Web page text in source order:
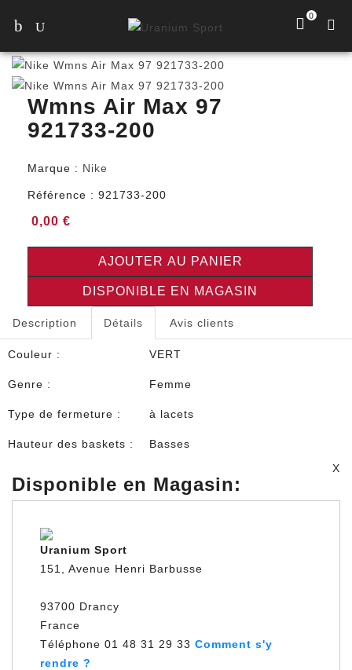
0
Wmns Air Max 97
921733-200
Marque : Nike
Référence : 921733-200
0,00 €
AJOUTER AU PANIER
DISPONIBLE EN MAGASIN
Description Détails Avis clients
Couleur : VERT
Genre : Femme
Type de fermeture : à lacets
Hauteur des baskets :
Basses
X
Disponible en Magasin:
Uranium Sport
151, Avenue Henri Barbusse
93700 Drancy
France
Téléphone 01 48 31 29 33 Comment s'y
rendre ?